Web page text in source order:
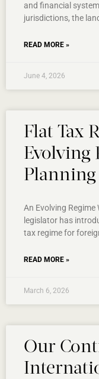
and financial
jurisdictions, the
READ MORE »
June 4, 2026
Flat Tax
Evolving
An Evolving
legislator has
tax regime for
READ MORE »
March 6, 2026
Our